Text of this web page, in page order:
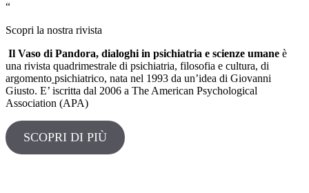
“
Scopri la nostra rivista
Il Vaso di Pandora, dialoghi in psichiatria e scienze umane è
una rivista quadrimestrale di psichiatria, filosofia e cultura, di
argomento psichiatrico, nata nel 1993 da un’idea di Giovanni
Giusto. E’ iscritta dal 2006 a The American Psychological
Association (APA)
SCOPRI DI PIÙ